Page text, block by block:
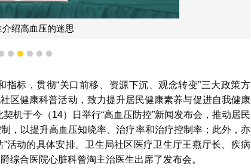
介绍高血压的迷思
2 3 4 5 6 7
标，贯彻“关口前移、资源下沉、观念转变”三大政策方
区健康科普活动，致力提升居民健康素养与促进自我健康
机于今（14）日举行“高血压防控”新闻发布会，推动居民
，以提升高血压知晓率、治疗率和治疗控制率；此外，亦
活动的具体安排。卫生局社区医疗卫生厅王燕厅长、疾病
综合医院心脏科曾淘主治医生出席了发布会。